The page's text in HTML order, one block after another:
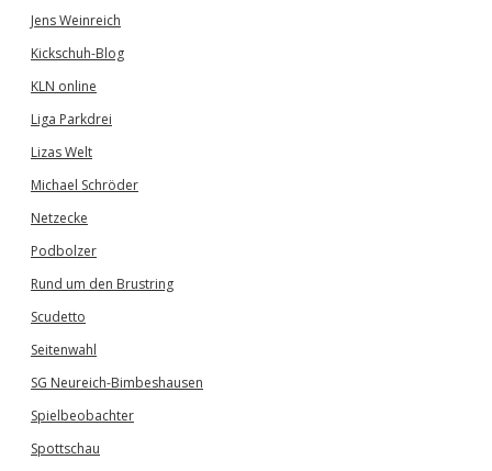
Jens Weinreich
Kickschuh-Blog
KLN online
Liga Parkdrei
Lizas Welt
Michael Schröder
Netzecke
Podbolzer
Rund um den Brustring
Scudetto
Seitenwahl
SG Neureich-Bimbeshausen
Spielbeobachter
Spottschau